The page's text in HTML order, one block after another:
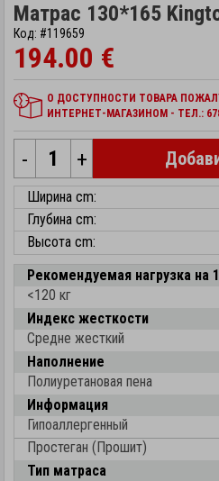
Матрас 130*165
Код: #119659
194.00 €
О ДОСТУПНОСТИ ТОВАРА
ИНТЕРНЕТ-МАГАЗИНОМ - ТЕЛ.:
- +
Ширина cm:
Глубина cm:
Высота cm:
Рекомендуемая нагрузка на
<120 кг
Индекс жесткости
Средне жесткий
Наполнение
Полиуретановая пена
Информация
Гипоаллергенный
Простеган (Прошит)
Тип матраса